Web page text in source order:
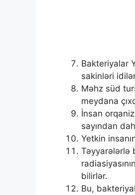
Bakteriyalar
sakinləri
Məhz süd
meydana
İnsan
sayından
Yetkin
Təyyarələrlə
bilirlər.
Bu,